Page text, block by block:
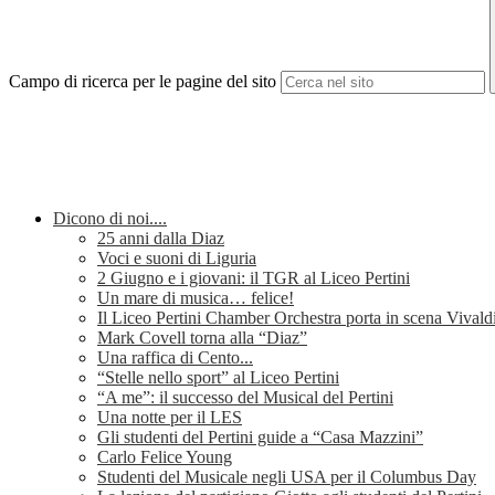
Campo di ricerca per le pagine del sito
Dicono di noi....
25 anni dalla Diaz
Voci e suoni di Liguria
2 Giugno e i giovani: il TGR al Liceo Pertini
Un mare di musica… felice!
Il Liceo Pertini Chamber Orchestra porta in scena
Mark Covell torna alla “Diaz”
Una raffica di Cento...
“Stelle nello sport” al Liceo Pertini
“A me”: il successo del Musical del Pertini
Una notte per il LES
Gli studenti del Pertini guide a “Casa Mazzini”
Carlo Felice Young
Studenti del Musicale negli USA per il Columbus Day